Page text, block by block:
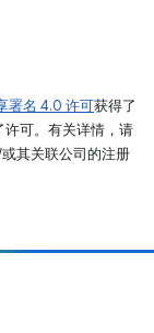
署名 4.0 许可获得了
许可。有关详情，请
其关联公司的注册